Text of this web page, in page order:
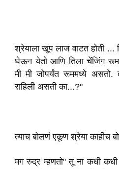
श्रेयाला खूप लाज वाटत होती ...
घेऊन येतो आणि तिला चेंजिंग रूम
मी मी जोपर्यंत रूममध्ये असतो.
राहिली असती का...?"
त्याच बोलणं एकूण श्रेया काहीच
मग रुद्र म्हणतो" तू ना कधी कधी